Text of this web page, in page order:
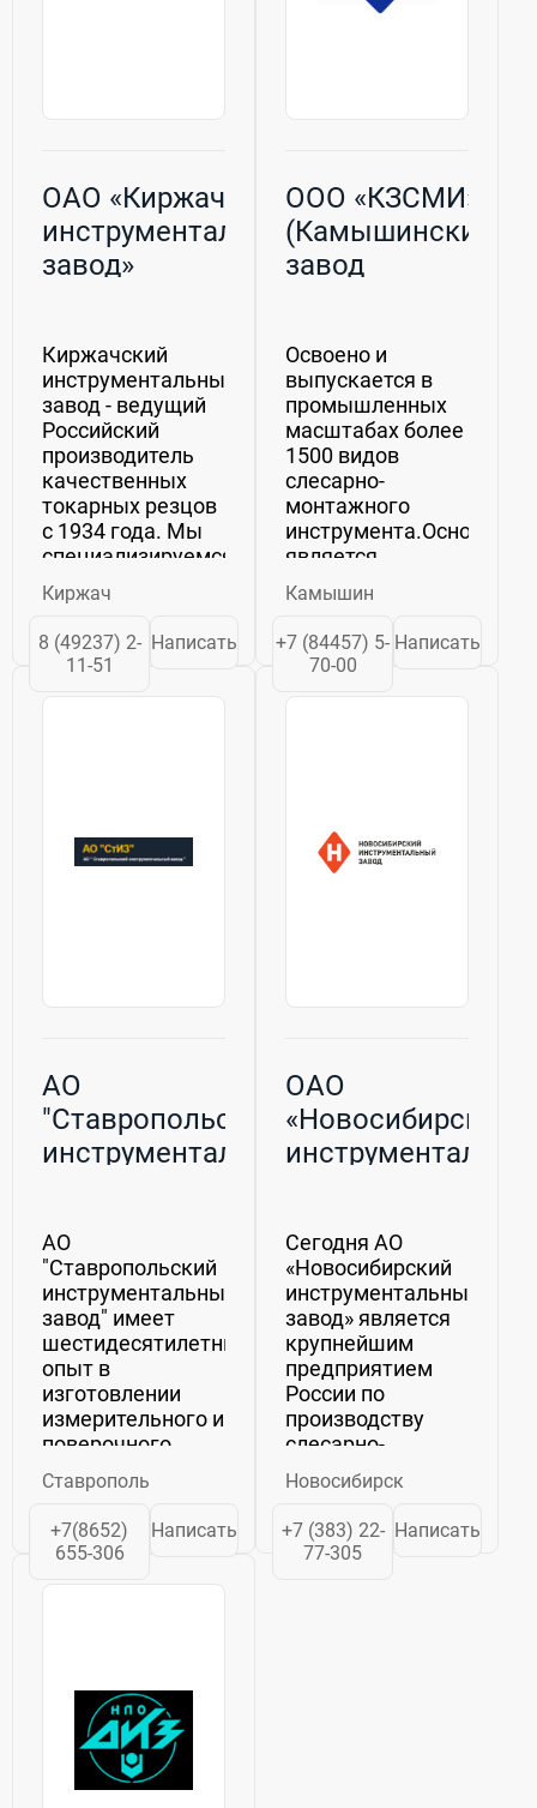
ОАО «Киржачский
инструментальный
завод»
Киржачский
инструментальный
завод - ведущий
Российский
производитель
качественных
токарных резцов
с 1934 года. Мы
специализируемся
на производстве
токарных резцов,
различных фрез и
инструмента по
заказчика.Наше
Киржач
8 (49237) 2-
11-51
Написать
ООО «КЗСМИ»
(Камышинский
завод
инструмента)
Освоено и
выпускается в
промышленных
масштабах более
1500 видов
слесарно-
монтажного
инструмента.Основной
является
слесарно-
монтажный
инструмент:
ключи гаечные
размеров и
Камышин
+7 (84457) 5-
70-00
Написать
АО
"Ставропольский
инструментальный
АО
"Ставропольский
инструментальный
завод" имеет
шестидесятилетний
опыт в
изготовлении
измерительного и
поверочного
инструмента.
Предприятие по
основному
профилю не
России и странах
покупатели...
Ставрополь
+7(8652)
655-306
Написать
ОАО
«Новосибирский
Сегодня АО
«Новосибирский
инструментальный
завод» является
крупнейшим
предприятием
России по
производству
слесарно-
монтажного,
шоферского и
зажимного
инструмента.
Новосибирск
+7 (383) 22-
77-305
Написать